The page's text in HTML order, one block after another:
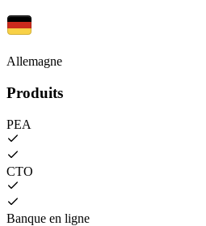
Allemagne
Produits
PEA
CTO
Banque en ligne